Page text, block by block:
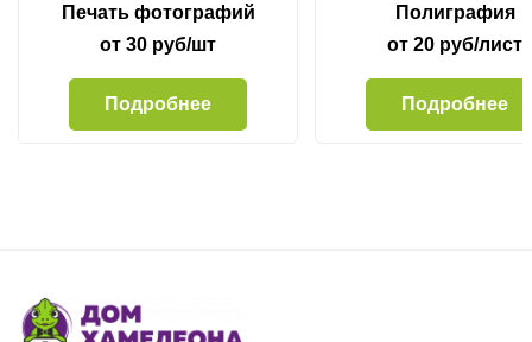
Печать фотографий
от 30 руб/шт
Подробнее
Полиграфия
от 20 руб/лист
Подробнее